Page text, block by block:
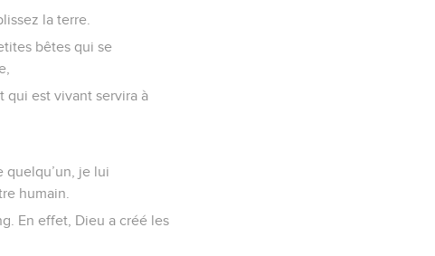
la terre.
bêtes qui se
qui est vivant servira à
quelqu’un, je lui
humain.
En effet, Dieu a créé les